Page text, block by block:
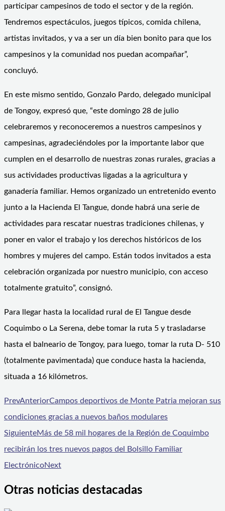
participar campesinos de todo el sector y de la región.
Tendremos espectáculos, juegos típicos, comida chilena,
artistas invitados, y va a ser un día bien bonito para que los
campesinos y la comunidad nos puedan acompañar”,
concluyó.
En este mismo sentido, Gonzalo Pardo, delegado municipal
de Tongoy, expresó que, “este domingo 28 de julio
celebraremos y reconoceremos a nuestros campesinos y
campesinas, agradeciéndoles por la importante labor que
cumplen en el desarrollo de nuestras zonas rurales, gracias a
sus actividades productivas ligadas a la agricultura y
ganadería familiar. Hemos organizado un entretenido evento
junto a la Hacienda El Tangue, donde habrá una serie de
actividades para rescatar nuestras tradiciones chilenas, y
poner en valor el trabajo y los derechos históricos de los
hombres y mujeres del campo. Están todos invitados a esta
celebración organizada por nuestro municipio, con acceso
totalmente gratuito”, consignó.
Para llegar hasta la localidad rural de El Tangue desde
Coquimbo o La Serena, debe tomar la ruta 5 y trasladarse
hasta el balneario de Tongoy, para luego, tomar la ruta D- 510
(totalmente pavimentada) que conduce hasta la hacienda,
situada a 16 kilómetros.
PrevAnteriorCampos deportivos de Monte Patria mejoran sus
condiciones gracias a nuevos baños modulares
SiguienteMás de 58 mil hogares de la Región de Coquimbo
recibirán los tres nuevos pagos del Bolsillo Familiar
ElectrónicoNext
Otras noticias destacadas